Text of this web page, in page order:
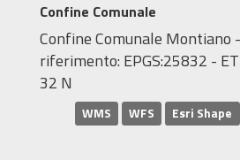
Confine Comunale
Confine Comunale Montiano
riferimento: EPGS:25832 -
32 N
WMS WFS Esri Shape